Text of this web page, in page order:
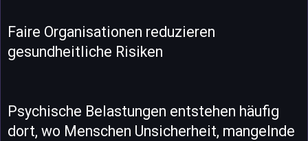
Faire Organisationen reduzieren
gesundheitliche Risiken
Psychische Belastungen entstehen häufig
dort, wo Menschen Unsicherheit, mangelnde